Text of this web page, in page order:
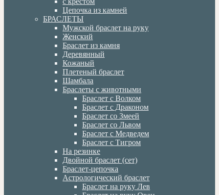
Цепочка из камней
БРАСЛЕТЫ
Мужской браслет на руку
Женский
Браслет из камня
Деревянный
Кожаный
Плетеный браслет
Шамбала
Браслеты с животными
Браслет с Волком
Браслет с Драконом
Браслет со Змеей
Браслет со Львом
Браслет с Медведем
Браслет с Тигром
На резинке
Двойной браслет (сет)
Браслет-цепочка
Астрологический браслет
Браслет на руку Лев